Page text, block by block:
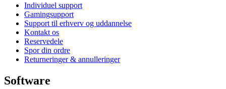
Individuel support
Gamingsupport
Support til erhverv og uddannelse
Kontakt os
Reservedele
Spor din ordre
Returneringer & annulleringer
Software